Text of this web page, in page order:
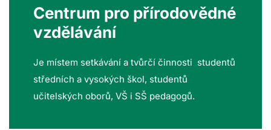
Centrum pro přírodovědné
vzdělávání
Je místem setkávání a tvůrčí činnosti studentů
středních a vysokých škol, studentů
učitelských oborů, VŠ i SŠ pedagogů.